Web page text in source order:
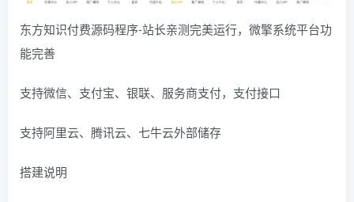
东方知识付费源码程序-站长亲测完美运行，微擎系统平台功
能完善
支持微信、支付宝、银联、服务商支付，支付接口
支持阿里云、腾讯云、七牛云外部储存
搭建说明